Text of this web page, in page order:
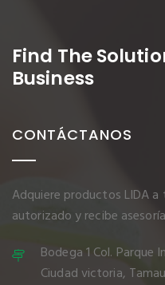
Find The
Business
CONTÁCTANOS
Adquiere productos LIDA
autorizado y recibe
Bodega 1 Col. Parque
Ciudad victoria,